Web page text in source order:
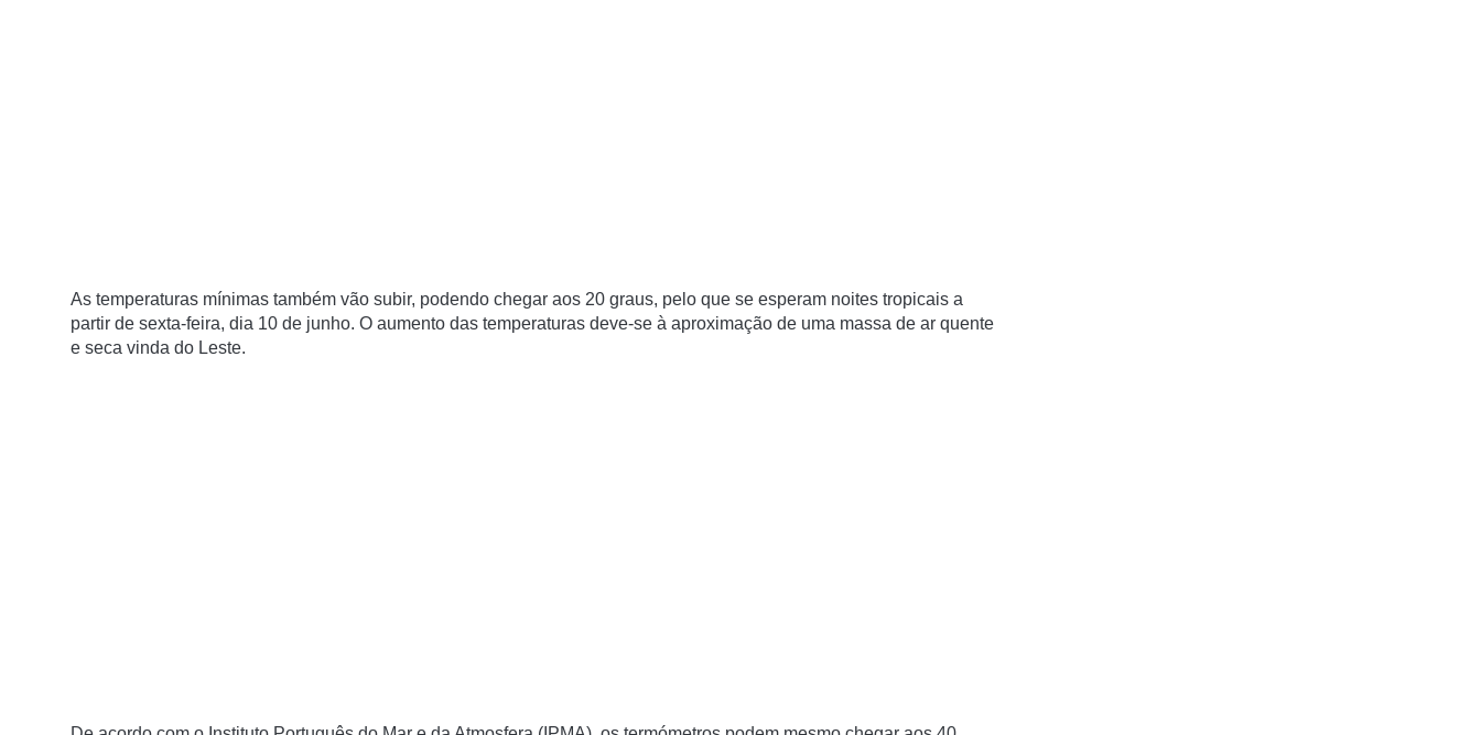
As temperaturas mínimas também vão subir, podendo chegar aos 20 graus, pelo que se esperam noites tropicais a
partir de sexta-feira, dia 10 de junho. O aumento das temperaturas deve-se à aproximação de uma massa de ar quente
e seca vinda do Leste.